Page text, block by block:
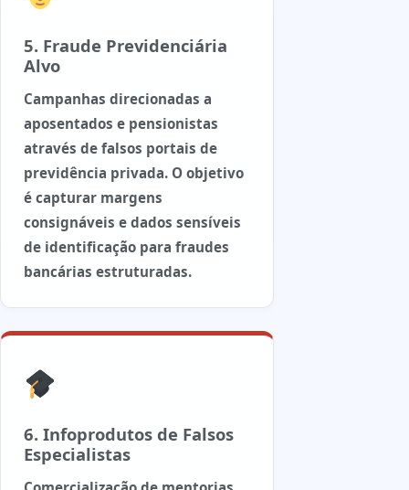
5. Fraude Previdenciária
Alvo
Campanhas direcionadas a
aposentados e pensionistas
através de falsos portais de
previdência privada. O objetivo
é capturar margens
consignáveis e dados sensíveis
de identificação para fraudes
bancárias estruturadas.
6. Infoprodutos de Falsos
Especialistas